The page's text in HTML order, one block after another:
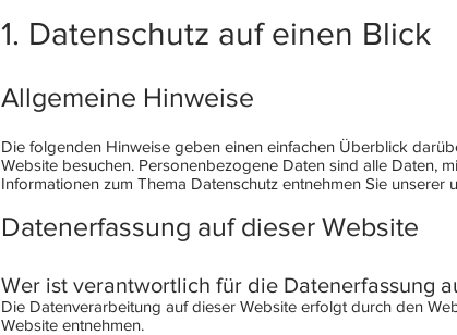
1. Datenschutz auf einen Blick
Allgemeine Hinweise
Die folgenden Hinweise geben einen einfachen Überblick
Website besuchen. Personenbezogene Daten sind alle Daten,
Informationen zum Thema Datenschutz entnehmen Sie
Datenerfassung auf dieser Website
Wer ist verantwortlich für die Datenerfassung
Die Datenverarbeitung auf dieser Website erfolgt durch den
Website entnehmen.